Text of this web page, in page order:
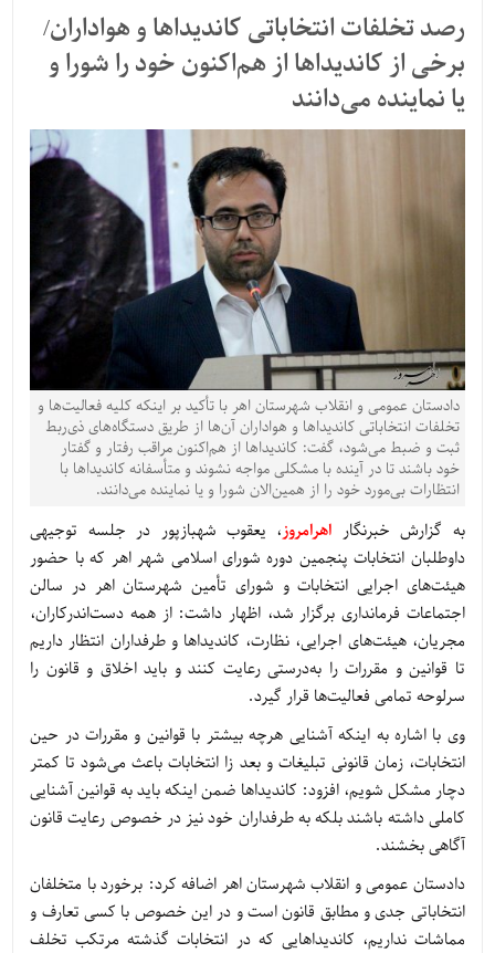
رصد تخلفات انتخاباتی کاندیداها و هواداران/
برخی از کاندیداها از هم‌اکنون خود را شورا و
یا نماینده می‌دانند
دادستان عمومی و انقلاب شهرستان اهر با تأکید بر اینکه کلیه فعالیت‌ها و
تخلفات انتخاباتی کاندیداها و هواداران آن‌ها از طریق دستگاه‌های ذی‌ربط
ثبت و ضبط می‌شود، گفت: کاندیداها از هم‌اکنون مراقب رفتار و گفتار
خود باشند تا در آینده با مشکلی مواجه نشوند و متأسفانه کاندیداها با
انتظارات بی‌مورد خود را از همین‌الان شورا و یا نماینده می‌دانند.
به گزارش خبرنگار اهرامروز، یعقوب شهبازپور در جلسه توجیهی
داوطلبان انتخابات پنجمین دوره شورای اسلامی شهر اهر که با حضور
هیئت‌های اجرایی انتخابات و شورای تأمین شهرستان اهر در سالن
اجتماعات فرمانداری برگزار شد، اظهار داشت: از همه دست‌اندرکاران،
مجریان، هیئت‌های اجرایی، نظارت، کاندیداها و طرفداران انتظار داریم
تا قوانین و مقررات را به‌درستی رعایت کنند و باید اخلاق و قانون را
سرلوحه تمامی فعالیت‌ها قرار گیرد.
وی با اشاره به اینکه آشنایی هرچه بیشتر با قوانین و مقررات در حین
انتخابات، زمان قانونی تبلیغات و بعد زا انتخابات باعث می‌شود تا کمتر
دچار مشکل شویم، افزود: کاندیداها ضمن اینکه باید به قوانین آشنایی
کاملی داشته باشند بلکه به طرفداران خود نیز در خصوص رعایت قانون
آگاهی بخشند.
دادستان عمومی و انقلاب شهرستان اهر اضافه کرد: برخورد با متخلفان
انتخاباتی جدی و مطابق قانون است و در این خصوص با کسی تعارف و
مماشات نداریم، کاندیداهایی که در انتخابات گذشته مرتکب تخلف